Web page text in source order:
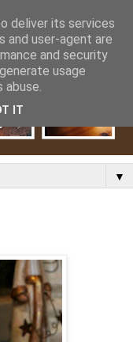
▼
deliver its services
and user-agent are
and security
usage
IT